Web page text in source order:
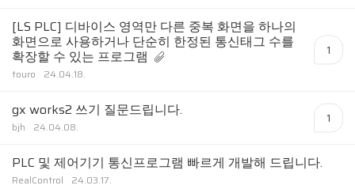
[LS PLC] 디바이스 영역만 다른 중복 화면을 하나의
화면으로 사용하거나 단순히 한정된 통신태그 수를
확장할 수 있는 프로그램
touro 24.04.18.
1
gx works2 쓰기 질문드립니다.
bjh 24.04.08.
1
PLC 및 제어기기 통신프로그램 빠르게 개발해 드립니다.
RealControl 24.03.17.